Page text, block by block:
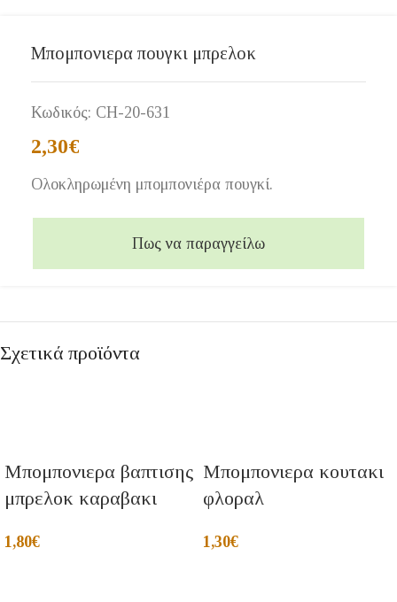
Μπομπονιερα πουγκι μπρελοκ
Κωδικός: CH-20-631
2,30€
Ολοκληρωμένη μπομπονιέρα πουγκί.
Πως να παραγγείλω
Σχετικά προϊόντα
Μπομπονιερα βαπτισης
μπρελοκ καραβακι
1,80€
Μπομπονιερα κουτακι
φλοραλ
1,30€